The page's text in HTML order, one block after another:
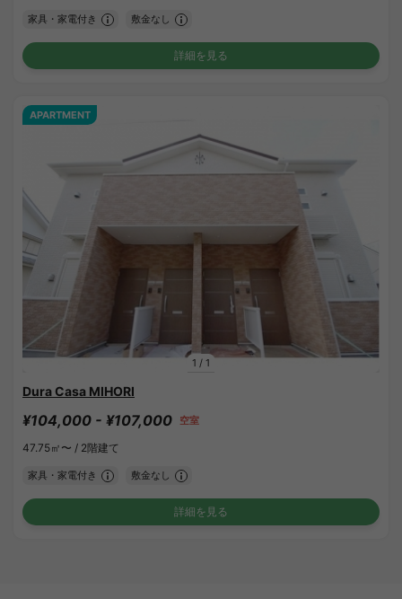
家具・家電付き 敷金なし
詳細を見る
1 / 1
APARTMENT
Dura Casa MIHORI
¥104,000 - ¥107,000 空室
47.75㎡〜 / 2階建て
家具・家電付き 敷金なし
詳細を見る